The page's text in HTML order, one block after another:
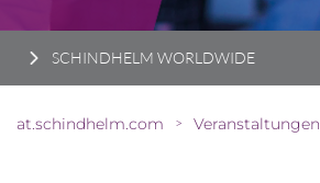
SCHINDHELM WORLDWIDE
at.schindhelm.com > Veranstaltungen